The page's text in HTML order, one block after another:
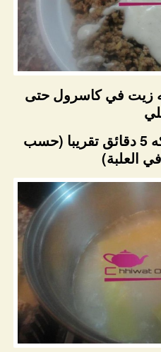
زيت في كاسرول حتى
ثم نضع الكانلوني و نتركه 5 دقائق تقريبا (حسب
العلبة)